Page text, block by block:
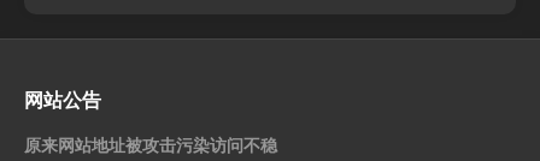
网站公告
原来网站地址被攻击污染访问不稳